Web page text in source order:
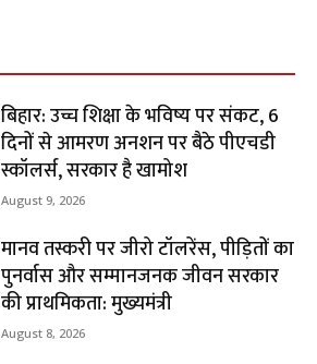
बिहार: उच्च शिक्षा के भविष्य पर संकट, 6
दिनों से आमरण अनशन पर बैठे पीएचडी
स्कॉलर्स, सरकार है खामोश
August 9, 2026
मानव तस्करी पर जीरो टॉलरेंस, पीड़ितों का
पुनर्वास और सम्मानजनक जीवन सरकार
की प्राथमिकता: मुख्यमंत्री
August 8, 2026